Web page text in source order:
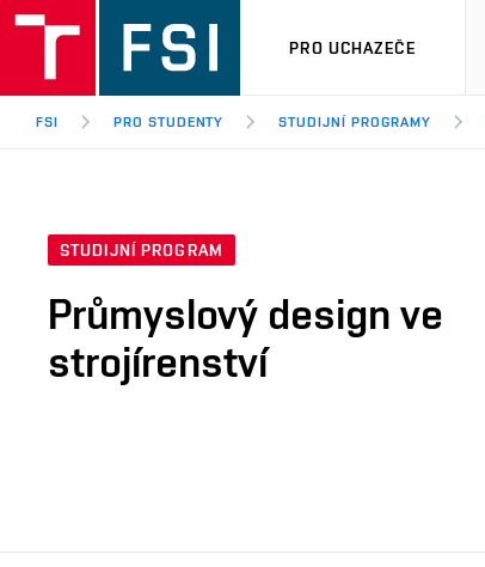
PRO UCHAZEČE
FSI PRO STUDENTY STUDIJNÍ PROGRAMY
STUDIJNÍ PROGRAM
Průmyslový design ve
strojírenství